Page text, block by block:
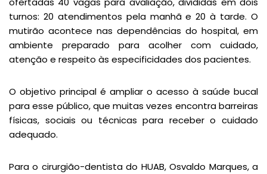
turnos: 20 atendimentos pela manhã e 20 à tarde. O
mutirão acontece nas dependências do hospital, em
ambiente preparado para acolher com cuidado,
atenção e respeito às especificidades dos pacientes.
O objetivo principal é ampliar o acesso à saúde bucal
para esse público, que muitas vezes encontra barreiras
físicas, sociais ou técnicas para receber o cuidado
adequado.
Para o cirurgião-dentista do HUAB, Osvaldo Marques, a